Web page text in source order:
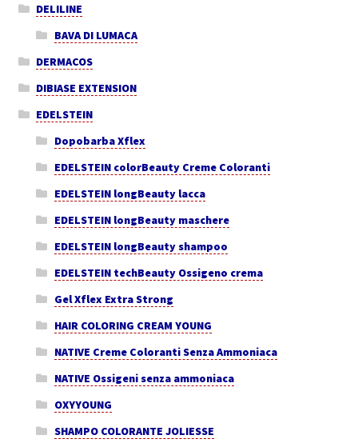
DELILINE
BAVA DI LUMACA
DERMACOS
DIBIASE EXTENSION
EDELSTEIN
Dopobarba Xflex
EDELSTEIN colorBeauty Creme Coloranti
EDELSTEIN longBeauty lacca
EDELSTEIN longBeauty maschere
EDELSTEIN longBeauty shampoo
EDELSTEIN techBeauty Ossigeno crema
Gel Xflex Extra Strong
HAIR COLORING CREAM YOUNG
NATIVE Creme Coloranti Senza Ammoniaca
NATIVE Ossigeni senza ammoniaca
OXYYOUNG
SHAMPO COLORANTE JOLIESSE